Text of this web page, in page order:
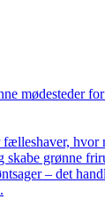
mødesteder
hvor
skabe grønne
– det